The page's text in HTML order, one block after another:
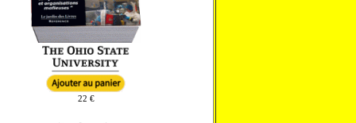
22 €